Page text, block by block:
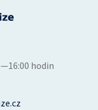
hodin